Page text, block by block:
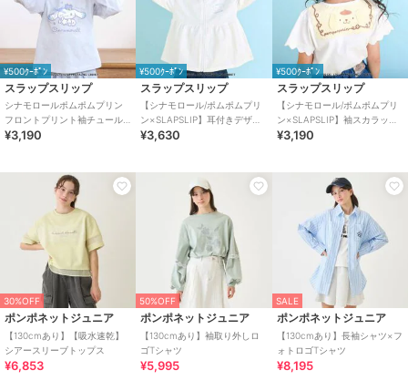
¥500ｸｰﾎﾟﾝ
スラップスリップ
シナモロールポムポムプリン
フロントプリント袖チュールT
シャツ(80~130cm)
¥3,190
¥500ｸｰﾎﾟﾝ
スラップスリップ
【シナモロール/ポムポムプリ
ン×SLAPSLIP】耳付きデザイ
ンパーカー(90~130cm)
¥3,630
¥500ｸｰﾎﾟﾝ
スラップスリップ
【シナモロール/ポムポムプリ
ン×SLAPSLIP】袖スカラップ
耳付きセーラー襟風Tシャツ
¥3,190
30%OFF
ポンポネットジュニア
【130cmあり】【吸水速乾】
シアースリーブトップス
¥6,853
50%OFF
ポンポネットジュニア
【130cmあり】袖取り外しロ
ゴTシャツ
¥5,995
SALE
ポンポネットジュニア
【130cmあり】長袖シャツ×フ
ォトロゴTシャツ
¥8,195